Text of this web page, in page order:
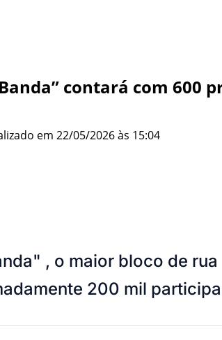
contará com 600
em 22/05/2026 às 15:04
, o maior bloco de
200 mil